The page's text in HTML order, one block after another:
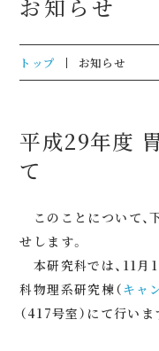
お知らせ
トップ お知らせ
平成29年度
て
このことについて、
せします。
本研究科では、11月
科物理系研究棟（キャ
（417号室）にて行いま